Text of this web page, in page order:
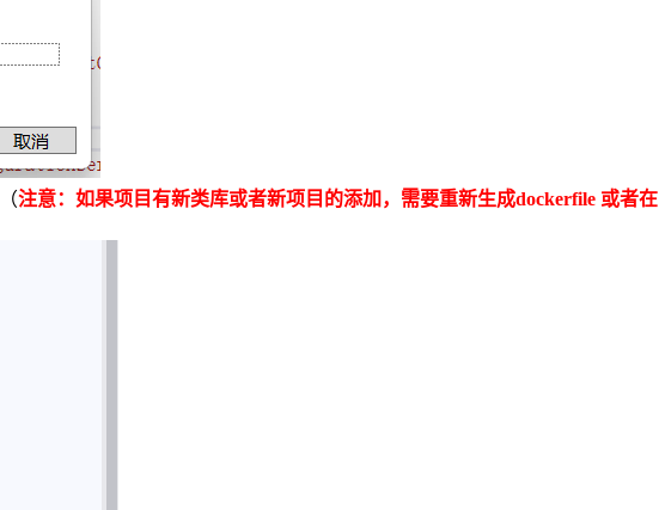
（注意：如果项目有新类库或者新项目的添加，需要重新生成dockerfile 或者在